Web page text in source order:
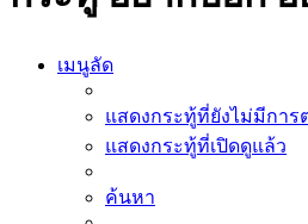
เมนูลัด
แสดงกระทู้ที่ยังไม่มีการ
แสดงกระทู้ที่เปิดดูแล้ว
ค้นหา